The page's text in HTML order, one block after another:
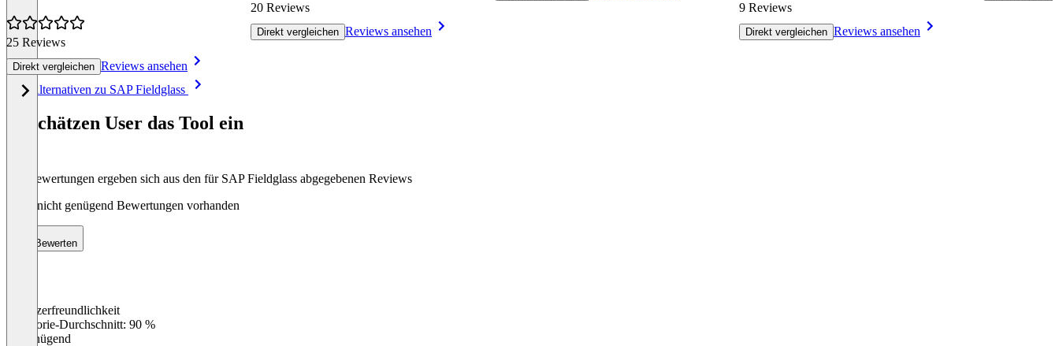
25 Reviews
Direkt vergleichen Reviews ansehen
20 Reviews
Direkt vergleichen Reviews ansehen
9 Reviews
Direkt vergleichen Reviews ansehen
Alle Alternativen zu SAP Fieldglass
So schätzen User das Tool ein
Die Bewertungen ergeben sich aus den für SAP Fieldglass abgegebenen Reviews
Noch nicht genügend Bewertungen vorhanden
Bewerten
Benutzerfreundlichkeit
Kategorie-Durchschnitt: 90 %
Ungenügend